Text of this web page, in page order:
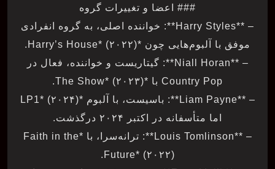
### اعضا و تغییرات گروه
– **Harry Styles**: خواننده اصلی، به گروه انفرادی
موفق با آلبوم‌هایی چون *Harry’s House* (۲۰۲۲).
– **Niall Horan**: گیتاریست و خواننده، فعال در
Country Pop با *The Show* (۲۰۲۳).
– **Liam Payne**: باسیست، با آلبوم *LP1* (۲۰۲۴)
اما متأسفانه در اکتبر ۲۰۲۴ درگذشت.
– **Louis Tomlinson**: ترانه‌سرا، با *Faith in the
Future* (۲۰۲۲).